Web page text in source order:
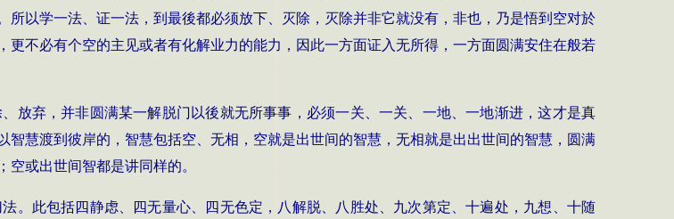
以学一法、证一法，到最後都必须放下、灭除，灭除并非它就没有，非也，乃是悟到空对於
不必有个空的主见或者有化解业力的能力，因此一方面证入无所得，一方面圆满安住在般若
放弃，并非圆满某一解脱门以後就无所事事，必须一关、一关、一地、一地渐进，这才是真
慧渡到彼岸的，智慧包括空、无相，空就是出世间的智慧，无相就是出出世间的智慧，圆满
或出世间智都是讲同样的。
。此包括四静虑、四无量心、四无色定，八解脱、八胜处、九次第定、十遍处，九想、十随